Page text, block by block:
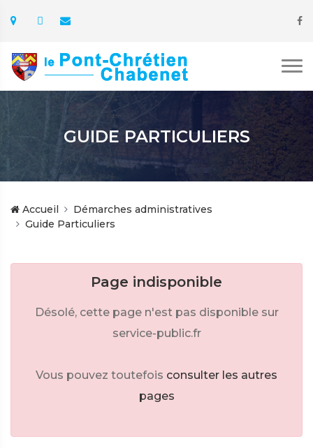
GUIDE PARTICULIERS
Accueil
Démarches administratives
Guide Particuliers
Page indisponible
Désolé, cette page n'est pas disponible sur
service-public.fr
Vous pouvez toutefois consulter les autres
pages